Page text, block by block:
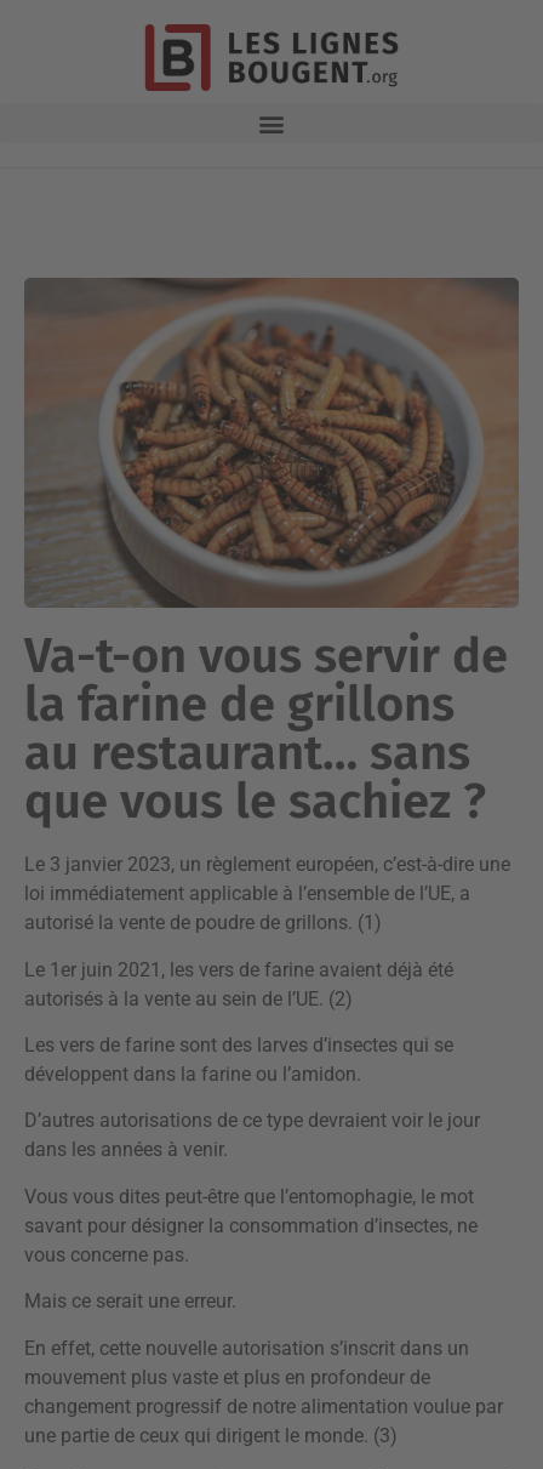
Va-t-on vous servir de
la farine de grillons
au restaurant… sans
que vous le sachiez ?
Le 3 janvier 2023, un règlement européen, c’est-à-dire une
loi immédiatement applicable à l’ensemble de l’UE, a
autorisé la vente de poudre de grillons. (1)
Le 1er juin 2021, les vers de farine avaient déjà été
autorisés à la vente au sein de l’UE. (2)
Les vers de farine sont des larves d’insectes qui se
développent dans la farine ou l’amidon.
D’autres autorisations de ce type devraient voir le jour
dans les années à venir.
Vous vous dites peut-être que l’entomophagie, le mot
savant pour désigner la consommation d’insectes, ne
vous concerne pas.
Mais ce serait une erreur.
En effet, cette nouvelle autorisation s’inscrit dans un
mouvement plus vaste et plus en profondeur de
changement progressif de notre alimentation voulue par
une partie de ceux qui dirigent le monde. (3)